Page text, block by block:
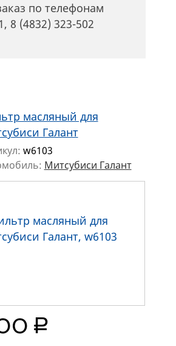
по телефонам
, 8 (4832) 323-502
масляный для
Галант
w6103
Митсубиси Галант
руб.